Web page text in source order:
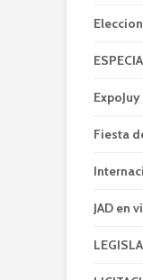
Fiesta
JAD en